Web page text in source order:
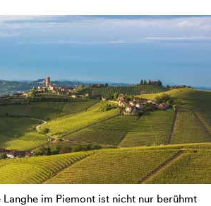
im Piemont ist nicht nur berühmt